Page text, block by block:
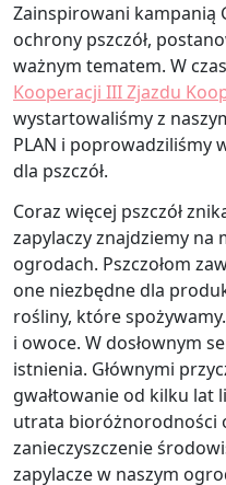
Zainspirowani kampanią
ochrony pszczół,
ważnym tematem. W
Kooperacji III Zjazdu
wystartowaliśmy z
PLAN i poprowadziliśmy
dla pszczół.
Coraz więcej pszczół
zapylaczy znajdziemy na
ogrodach. Pszczołom
one niezbędne dla
rośliny, które
i owoce. W dosłownym
istnienia. Głównymi
gwałtowanie od kilku lat
utrata bioróżnorodności
zanieczyszczenie
zapylacze w naszym